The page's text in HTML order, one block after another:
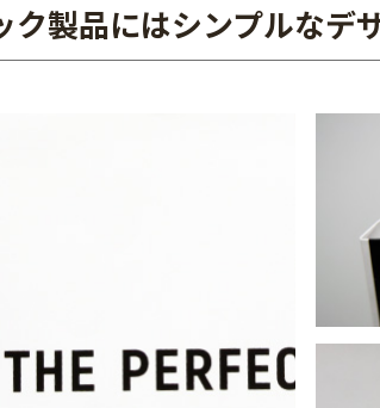
ク製品にはシンプルなデ